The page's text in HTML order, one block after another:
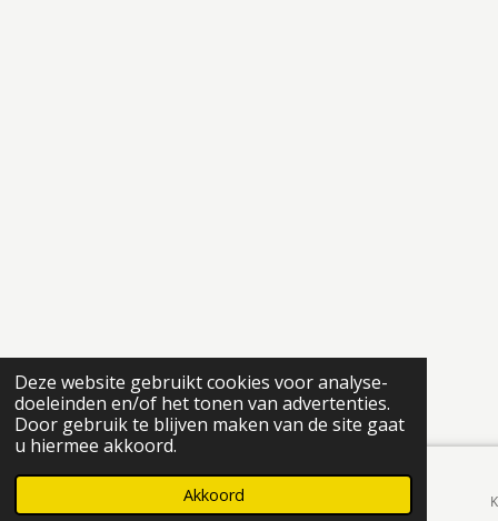
Deze website gebruikt cookies voor analyse-
doeleinden en/of het tonen van advertenties.
Door gebruik te blijven maken van de site gaat
u hiermee akkoord.
Akkoord